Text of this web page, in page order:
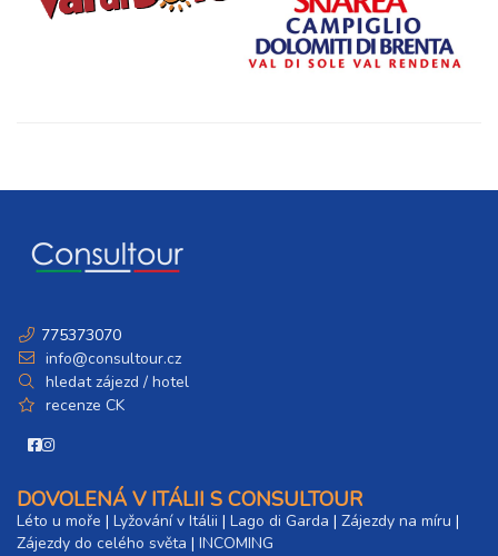
775373070
info@consultour.cz
hledat zájezd / hotel
recenze CK
DOVOLENÁ V ITÁLII S CONSULTOUR
Léto u moře | Lyžování v Itálii | Lago di Garda | Zájezdy na míru |
Zájezdy do celého světa | INCOMING